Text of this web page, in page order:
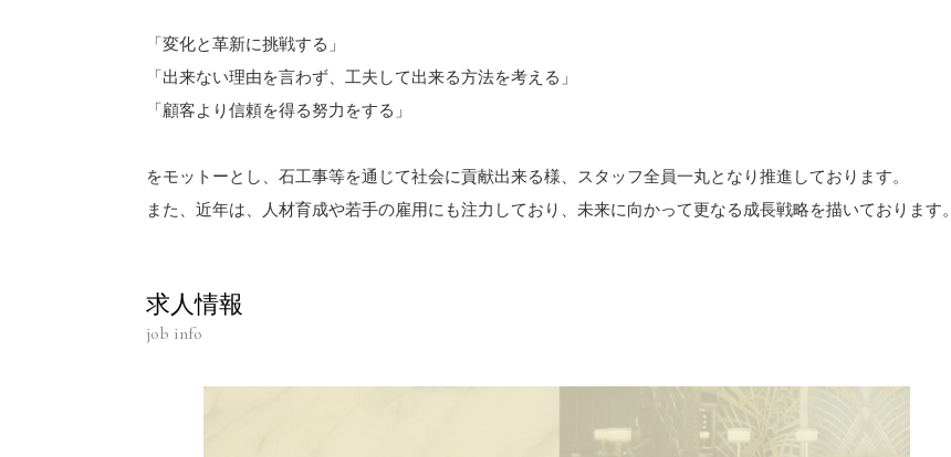
「変化と革新に挑戦する」
「出来ない理由を言わず、工夫して出来る方法を考える」
「顧客より信頼を得る努力をする」
をモットーとし、石工事等を通じて社会に貢献出来る様、スタッフ全員一丸となり推進しております。
また、近年は、人材育成や若手の雇用にも注力しており、未来に向かって更なる成長戦略を描いております。
求人情報
job info